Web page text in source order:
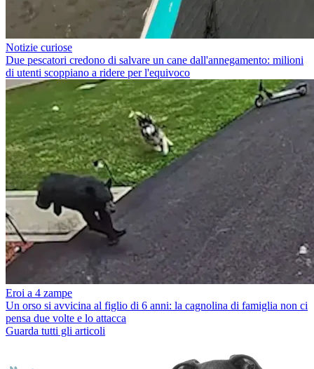
Notizie curiose
Due pescatori credono di salvare un cane dall'annegamento: milioni
di utenti scoppiano a ridere per l'equivoco
Eroi a 4 zampe
Un orso si avvicina al figlio di 6 anni: la cagnolina di famiglia non ci
pensa due volte e lo attacca
Guarda tutti gli articoli